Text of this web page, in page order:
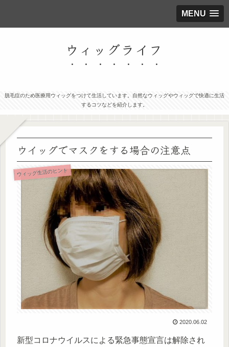
MENU
ウィッグライフ
脱毛症のため医療用ウィッグをつけて生活しています。自然なウィッグやウィッグで快適に生活
するコツなどを紹介します。
ウイッグでマスクをする場合の注意点
ウィッグ生活のヒント
2020.06.02
新型コロナウイルスによる緊急事態宣言は解除され